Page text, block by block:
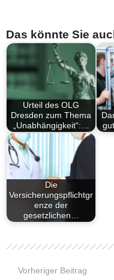
Das könnte Sie
Urteil des OLG
Dresden zum Thema
„Unabhängigkeit“:…
Die
Versicherungspflichtgr
enze der
gesetzlichen…
Vorheriger Beitrag